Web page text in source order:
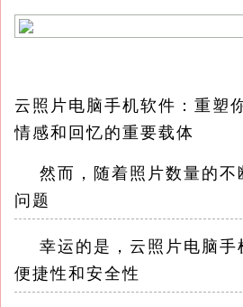
云照片电脑手机软件：重塑
情感和回忆的重要载体
然而，随着照片数量的不
问题
幸运的是，云照片电脑手
便捷性和安全性